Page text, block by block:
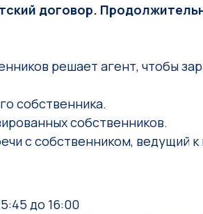
договор.
решает агент, чтобы
собственника.
собственников.
с собственником, ведущий
до 16:00